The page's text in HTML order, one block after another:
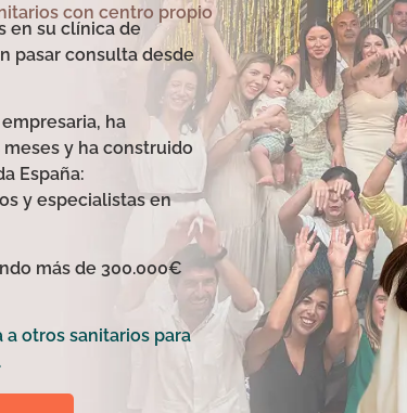
con centro propio
en su clínica de
pasar consulta desde
ha
y ha construido
España:
y especialistas en
más de 300.000€
otros sanitarios para